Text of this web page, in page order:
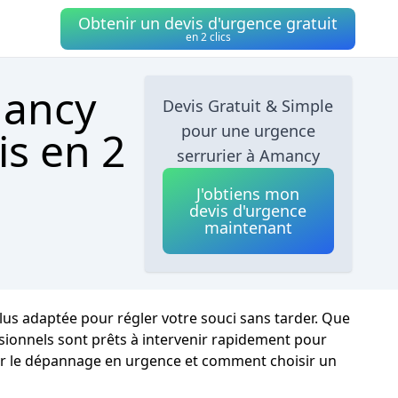
Obtenir un devis d'urgence gratuit
en 2 clics
en 2
Devis Gratuit & Simple
pour une urgence
serrurier à Amancy
J'obtiens mon
devis d'urgence
maintenant
adaptée pour régler votre souci sans tarder. Que
sont prêts à intervenir rapidement pour
dépannage en urgence et comment choisir un